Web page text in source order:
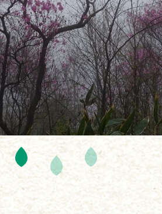
食べる
泊まる
買う
観る
やま学校
開花情報
紅葉情報
神楽情報
森の風の記憶
アクセス
諸塚村観光協会について